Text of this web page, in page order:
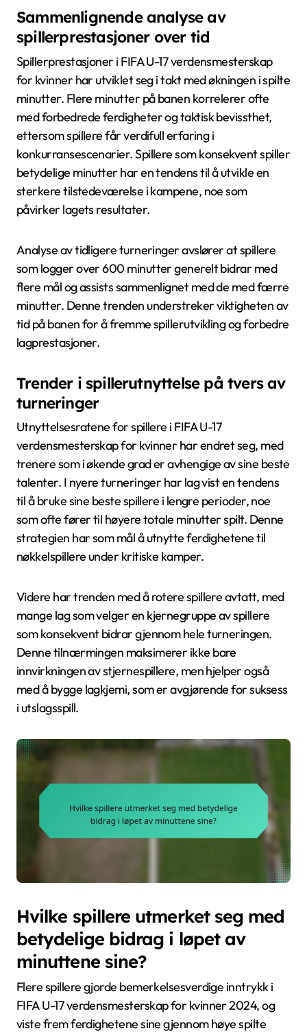
Sammenlignende analyse av
spillerprestasjoner over tid
Spillerprestasjoner i FIFA U-17 verdensmesterskap
for kvinner har utviklet seg i takt med økningen i spilte
minutter. Flere minutter på banen korrelerer ofte
med forbedrede ferdigheter og taktisk bevissthet,
ettersom spillere får verdifull erfaring i
konkurransescenarier. Spillere som konsekvent spiller
betydelige minutter har en tendens til å utvikle en
sterkere tilstedeværelse i kampene, noe som
påvirker lagets resultater.
Analyse av tidligere turneringer avslører at spillere
som logger over 600 minutter generelt bidrar med
flere mål og assists sammenlignet med de med færre
minutter. Denne trenden understreker viktigheten av
tid på banen for å fremme spillerutvikling og forbedre
lagprestasjoner.
Trender i spillerutnyttelse på tvers av
turneringer
Utnyttelsesratene for spillere i FIFA U-17
verdensmesterskap for kvinner har endret seg, med
trenere som i økende grad er avhengige av sine beste
talenter. I nyere turneringer har lag vist en tendens
til å bruke sine beste spillere i lengre perioder, noe
som ofte fører til høyere totale minutter spilt. Denne
strategien har som mål å utnytte ferdighetene til
nøkkelspillere under kritiske kamper.
Videre har trenden med å rotere spillere avtatt, med
mange lag som velger en kjernegruppe av spillere
som konsekvent bidrar gjennom hele turneringen.
Denne tilnærmingen maksimerer ikke bare
innvirkningen av stjernespillere, men hjelper også
med å bygge lagkjemi, som er avgjørende for suksess
i utslagsspill.
Hvilke spillere utmerket seg med
betydelige bidrag i løpet av
minuttene sine?
Flere spillere gjorde bemerkelsesverdige inntrykk i
FIFA U-17 verdensmesterskap for kvinner 2024, og
viste frem ferdighetene sine gjennom høye spilte